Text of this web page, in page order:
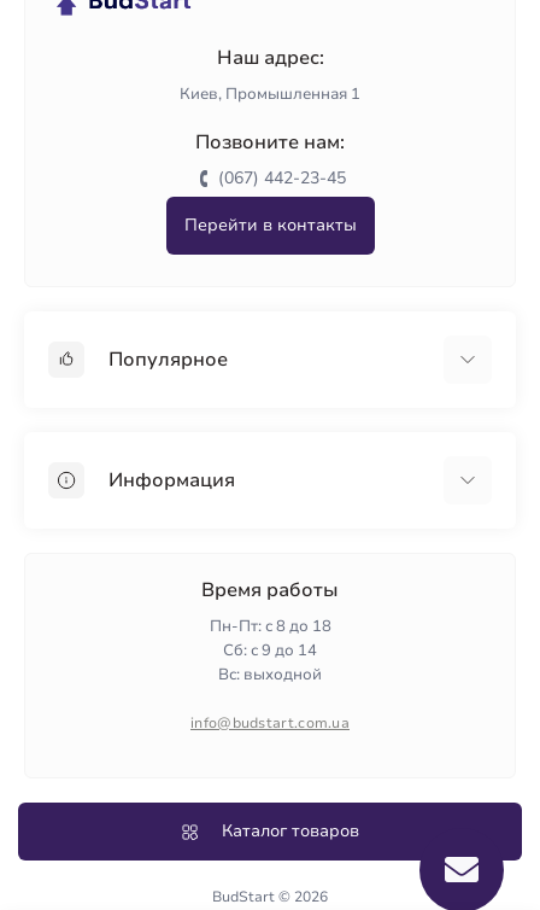
Наш адрес:
Киев, Промышленная 1
Позвоните нам:
(067) 442-23-45
Перейти в контакты
Популярное
ПенопластИнформация
Политика конфиденциальности
Время работы
Пн-Пт: с 8 до 18
Сб: с 9 до 14
Вс: выходной
info@budstart.com.ua
Каталог товаров
BudStart © 2026